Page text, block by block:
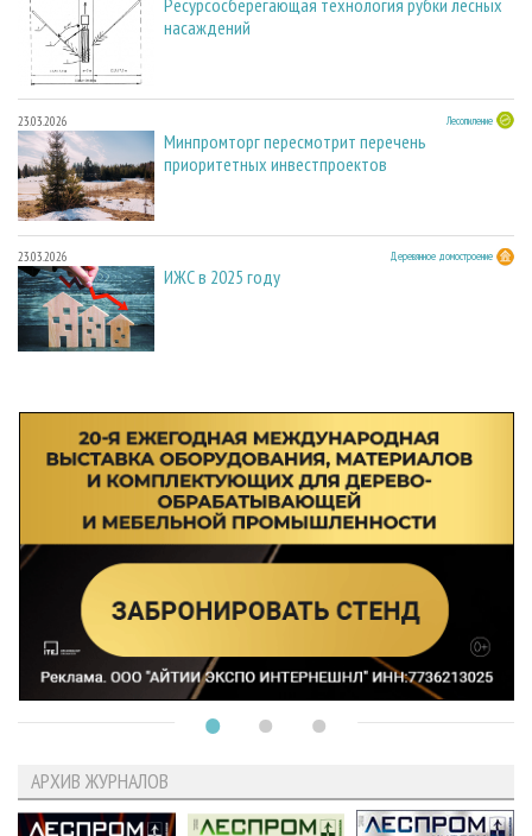
Ресурсосберегающая технология рубки лесных
насаждений
23.03.2026 Лесопиление
Минпромторг пересмотрит перечень
приоритетных инвестпроектов
23.03.2026 Деревянное домостроение
ИЖС в 2025 году
АРХИВ ЖУРНАЛОВ